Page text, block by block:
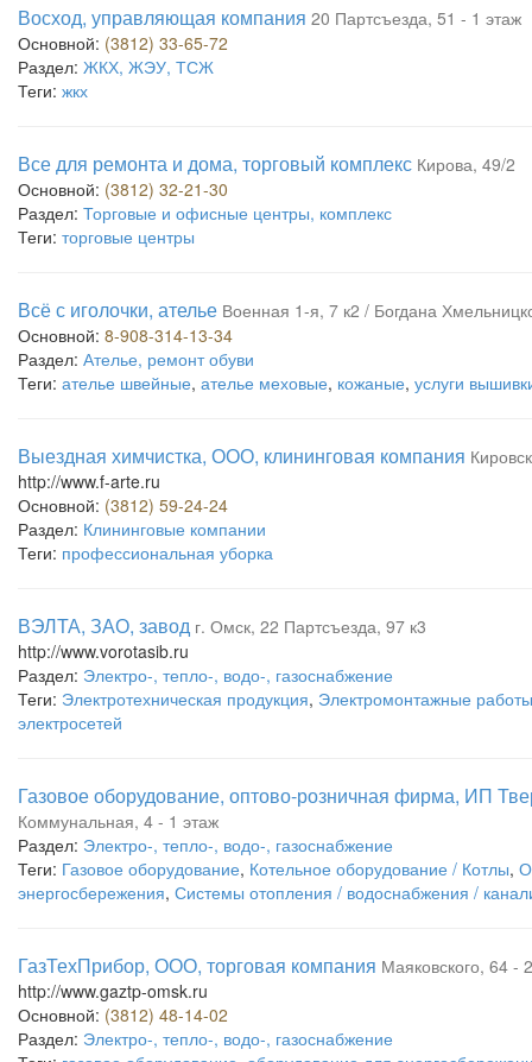
Восход, управляющая компания 20 Партсъезда, 51 - 1 этаж
Основной: (3812) 33-65-72
Раздел: ЖКХ, ЖЭУ, ТСЖ
Теги: жкх
Все для ремонта и дома, торговый комплекс Кирова, 49/2
Основной: (3812) 32-21-30
Раздел: Торговые и офисные центры, комплекс
Теги: торговые центры
Всё с иголочки, ателье Военная 1-я, 7 к2 / Богдана
Основной: 8-908-314-13-34
Раздел: Ателье, ремонт обуви
Теги: ателье швейные, ателье меховые, кожаные, услуги
Выездная химчистка, ООО, клининговая компания
http://www.f-arte.ru
Основной: (3812) 59-24-24
Раздел: Клининговые компании
Теги: профессиональная уборка
ВЭЛТА, ЗАО, завод г. Омск, 22 Партсъезда, 97 к3
http://www.vorotasib.ru
Раздел: Электро-, тепло-, водо-, газоснабжение
Теги: Электротехническая продукция, Электромонтажные работы
электросетей
Газовое оборудование, оптово-розничная фирма, ИП
Коммунальная, 4 - 1 этаж
Раздел: Электро-, тепло-, водо-, газоснабжение
Теги: Газовое оборудование, Котельное оборудование / Котлы,
энергосбережения, Системы отопления / водоснабжения /
ГазТехПрибор, ООО, торговая компания Маяковского, 64 -
http://www.gaztp-omsk.ru
Основной: (3812) 48-14-02
Раздел: Электро-, тепло-, водо-, газоснабжение